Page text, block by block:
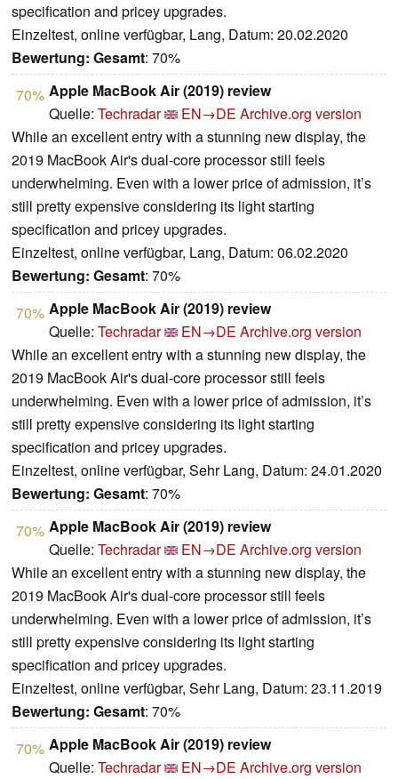
specification and pricey upgrades.
Einzeltest, online verfügbar, Lang, Datum: 20.02.2020
Bewertung: Gesamt: 70%
70% Apple MacBook Air (2019) review
Quelle: Techradar EN→DE Archive.org version
While an excellent entry with a stunning new display, the
2019 MacBook Air's dual-core processor still feels
underwhelming. Even with a lower price of admission, it’s
still pretty expensive considering its light starting
specification and pricey upgrades.
Einzeltest, online verfügbar, Lang, Datum: 06.02.2020
Bewertung: Gesamt: 70%
70% Apple MacBook Air (2019) review
Quelle: Techradar EN→DE Archive.org version
While an excellent entry with a stunning new display, the
2019 MacBook Air's dual-core processor still feels
underwhelming. Even with a lower price of admission, it’s
still pretty expensive considering its light starting
specification and pricey upgrades.
Einzeltest, online verfügbar, Sehr Lang, Datum: 24.01.2020
Bewertung: Gesamt: 70%
70% Apple MacBook Air (2019) review
Quelle: Techradar EN→DE Archive.org version
While an excellent entry with a stunning new display, the
2019 MacBook Air's dual-core processor still feels
underwhelming. Even with a lower price of admission, it’s
still pretty expensive considering its light starting
specification and pricey upgrades.
Einzeltest, online verfügbar, Sehr Lang, Datum: 23.11.2019
Bewertung: Gesamt: 70%
70% Apple MacBook Air (2019) review
Quelle: Techradar EN→DE Archive.org version